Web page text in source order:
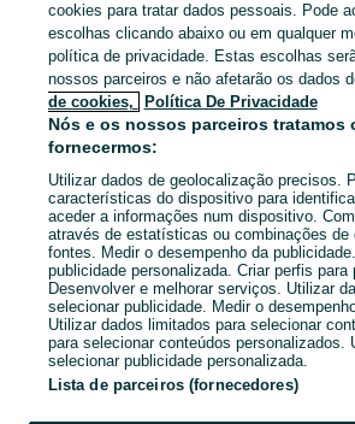
Mapa do site
Mapa das freguesias
Mapa de mini-sites
Pesquisas populares
cookies para tratar dados pessoais. Pode
escolhas clicando abaixo ou em qualquer
política de privacidade. Estas escolhas
nossos parceiros e não afetarão os dados
de cookies,
Política De Privacidade
Nós e os nossos parceiros tratamos
fornecermos:
Utilizar dados de geolocalização precisos.
características do dispositivo para
aceder a informações num dispositivo.
através de estatísticas ou combinações de
fontes. Medir o desempenho da
publicidade personalizada. Criar perfis para
Desenvolver e melhorar serviços. Utilizar
selecionar publicidade. Medir o
Utilizar dados limitados para selecionar
para selecionar conteúdos personalizados.
selecionar publicidade personalizada.
Lista de parceiros (fornecedores)